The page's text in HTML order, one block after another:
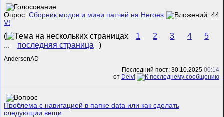
Опрос: Сборник модов и мини патчей на Heroes
V!
( 1 2 3 4
5
...
последняя страница )
AndersonAD
Последний пост: 30.10.2025 00:14
от Delvi
Проблема с навигацией в папке data или как сделать
следующии вещи